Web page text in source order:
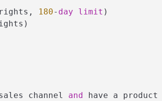
180- day limit )
channel and have a product